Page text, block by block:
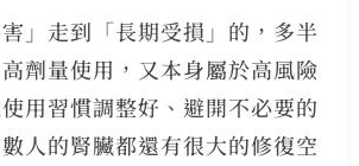
」走到「長期受損」的，多半
劑量使用，又本身屬於高風險
用習慣調整好、避開不必要的
人的腎臟都還有很大的修復空